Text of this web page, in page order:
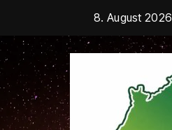
springen
8. August 2026